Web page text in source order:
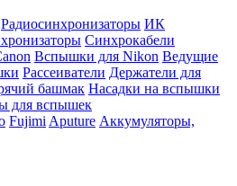
Радиосинхронизаторы ИК
Синхрокабели
Вспышки для Nikon Ведущие
Рассеиватели Держатели для
башмак Насадки на вспышки
для вспышек
Fujimi Aputure Аккумуляторы,